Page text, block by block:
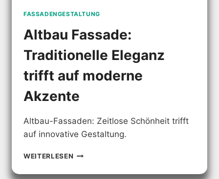
FASSADENGESTALTUNG
Altbau Fassade:
Traditionelle Eleganz
trifft auf moderne
Akzente
Altbau-Fassaden: Zeitlose Schönheit trifft
auf innovative Gestaltung.
WEITERLESEN ALTBAU
TRADITIONELLE